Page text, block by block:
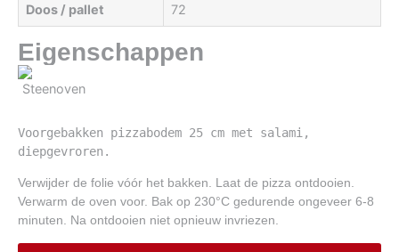
Doos / pallet 72
Eigenschappen
Voorgebakken pizzabodem 25 cm met salami,
diepgevroren.
Verwijder de folie vóór het bakken. Laat de pizza ontdooien.
Verwarm de oven voor. Bak op 230°C gedurende ongeveer 6-8
minuten. Na ontdooien niet opnieuw invriezen.